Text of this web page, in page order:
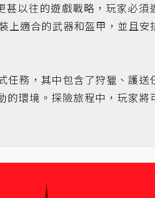
以往的遊戲戰略，玩家必須
上適合的武器和盔甲，並且安
任務，其中包含了狩獵、護送
的環境。探險旅程中，玩家將